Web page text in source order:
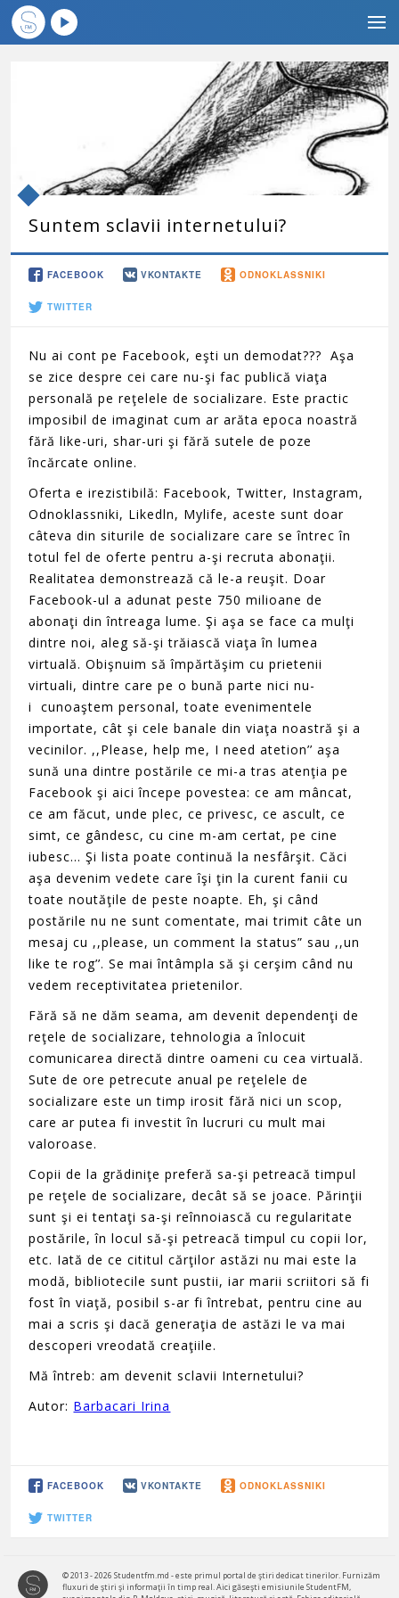
Suntem sclavii internetului?
FACEBOOK VKONTAKTE ODNOKLASSNIKI
TWITTER
Nu ai cont pe Facebook, eşti un demodat??? Aşa
se zice despre cei care nu-şi fac publică viaţa
personală pe reţelele de socializare. Este practic
imposibil de imaginat cum ar arăta epoca noastră
fără like-uri, shar-uri şi fără sutele de poze
încărcate online.
Oferta e irezistibilă: Facebook, Twitter, Instagram,
Odnoklassniki, Likedln, Mylife, aceste sunt doar
câteva din siturile de socializare care se întrec în
totul fel de oferte pentru a-şi recruta abonaţii.
Realitatea demonstrează că le-a reuşit. Doar
Facebook-ul a adunat peste 750 milioane de
abonaţi din întreaga lume. Şi aşa se face ca mulţi
dintre noi, aleg să-şi trăiască viaţa în lumea
virtuală. Obişnuim să împărtăşim cu prietenii
virtuali, dintre care pe o bună parte nici nu-
i cunoaştem personal, toate evenimentele
importate, cât şi cele banale din viaţa noastră şi a
vecinilor. ,,Please, help me, I need atetion’’ aşa
sună una dintre postările ce mi-a tras atenţia pe
Facebook şi aici începe povestea: ce am mâncat,
ce am făcut, unde plec, ce privesc, ce ascult, ce
simt, ce gândesc, cu cine m-am certat, pe cine
iubesc… Şi lista poate continuă la nesfârşit. Căci
aşa devenim vedete care îşi ţin la curent fanii cu
toate noutăţile de peste noapte. Eh, şi când
postările nu ne sunt comentate, mai trimit câte un
mesaj cu ,,please, un comment la status” sau ,,un
like te rog’’. Se mai întâmpla să şi cerşim când nu
vedem receptivitatea prietenilor.
Fără să ne dăm seama, am devenit dependenţi de
reţele de socializare, tehnologia a înlocuit
comunicarea directă dintre oameni cu cea virtuală.
Sute de ore petrecute anual pe reţelele de
socializare este un timp irosit fără nici un scop,
care ar putea fi investit în lucruri cu mult mai
valoroase.
Copii de la grădiniţe preferă sa-şi petreacă timpul
pe reţele de socializare, decât să se joace. Părinţii
sunt şi ei tentaţi sa-şi reînnoiască cu regularitate
postările, în locul să-şi petreacă timpul cu copii lor,
etc. Iată de ce cititul cărţilor astăzi nu mai este la
modă, bibliotecile sunt pustii, iar marii scriitori să fi
fost în viaţă, posibil s-ar fi întrebat, pentru cine au
mai a scris şi dacă generaţia de astăzi le va mai
descoperi vreodată creaţiile.
Mă întreb: am devenit sclavii Internetului?
Autor: Barbacari Irina
FACEBOOK VKONTAKTE ODNOKLASSNIKI
TWITTER
© 2013 - 2026 Studentfm.md - este primul portal de ştiri dedicat tinerilor. Furnizăm
fluxuri de ştiri şi informaţii în timp real. Aici găseşti emisiunile StudentFM,